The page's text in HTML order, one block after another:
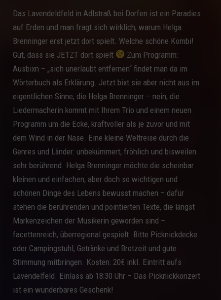
Das Lavendeldfeld in Adlstraß bei Dorfen ist ein Paradies
auf Erden und man fragt sich wirklich, warum Helga
Brenninger erst jetzt dort spielt. Welche schöne Kombi!
Gut, dass sie JETZT dort spielt
Zum Programm:
Ausbixn – „sich unerlaubt entfernen“ findet man da im
Wörterbuch als Erklärung. Jetzt bixt sie aber nicht aus im
eigentlichen Sinne, die Helga Brenninger – nein, die
Liedermacherin kommt mit Ihrem Trio und einem neuen
Programm um die Ecke, kraftvoller als je zuvor und mit
dem Wind in der Nase. Eine kleine Weltreise durch die
Genres und Länder: unbekümmert, fröhlich und bisweilen
sehr berührend. Helga Brenninger möchte die scheinbar
kleinen und einfachen, aber doch so wichtigen und
schönen Dinge des Lebens bewusst machen – dafür
stehen die berührenden und pointierten Texte, die längst
Markenzeichen der Musikerin geworden sind –
facettenreich, überregional gespielt. Bitte Picknickdecke
oder Campingstuhl, Getränke und Brotzeit und gute
Stimmung mitbringen. Kosten: 20€ inkl. Eintritt aufs
Lavendelfeld. Einlass ab 18:30 Uhr – Das Picknickkonzert
ist ein wunderbares Geschenk!